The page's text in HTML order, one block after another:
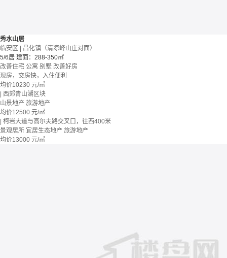
秀水山居
临安区 | 昌化镇（清凉峰山庄对面）
5/6居 建面：288-350㎡
改善住宅 公寓 别墅 改善好房
现房，交房快，入住便利
均价10230 元/㎡
| 西郊青山湖区块
山景地产 旅游地产
均价12500 元/㎡
| 柯岩大道与高尔夫路交叉口，往西400米
景观居所 宜居生态地产 旅游地产
均价13000 元/㎡